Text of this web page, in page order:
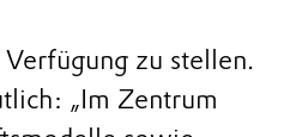
zu stellen.
„Im Zentrum